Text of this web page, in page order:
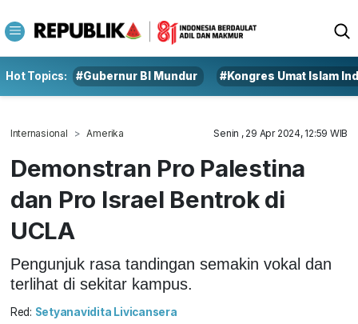
Hot Topics: #Gubernur BI Mundur #Kongres Umat Islam
Internasional Amerika Senin , 29 Apr 2024, 12:59 WIB
Demonstran Pro Palestina
dan Pro Israel Bentrok di
UCLA
Pengunjuk rasa tandingan semakin vokal dan
terlihat di sekitar kampus.
Red: Setyanavidita Livicansera